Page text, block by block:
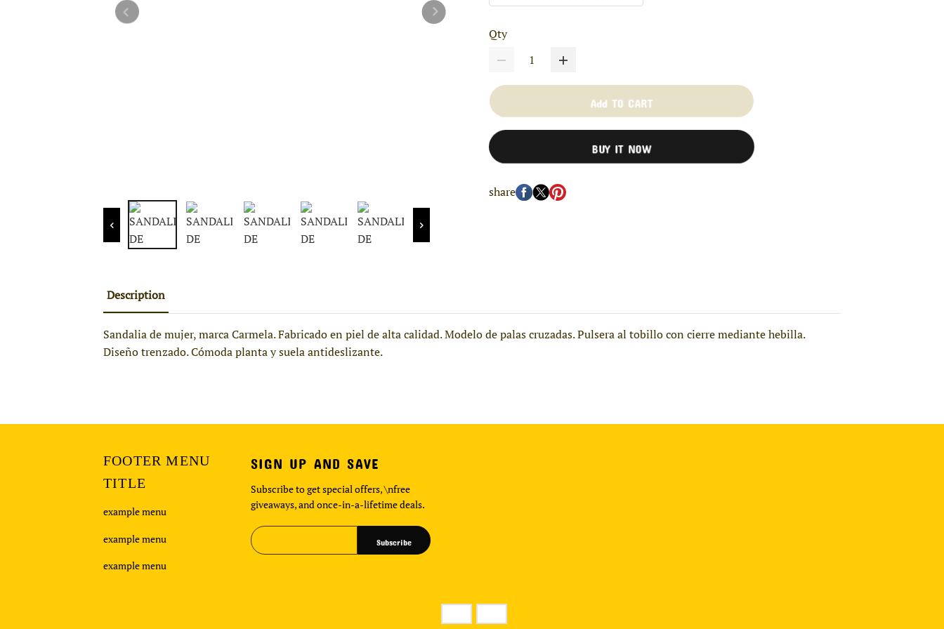
Qty
Add TO CART
BUY IT NOW
share
Description
Sandalia de mujer, marca Carmela. Fabricado en piel de alta calidad. Modelo de palas cruzadas. Pulsera al tobillo con cierre mediante hebilla.
Diseño trenzado. Cómoda planta y suela antideslizante.
FOOTER MENU
TITLE
example menu
example menu
example menu
SIGN UP AND SAVE
Subscribe to get special offers, \nfree
giveaways, and once-in-a-lifetime deals.
Subscribe